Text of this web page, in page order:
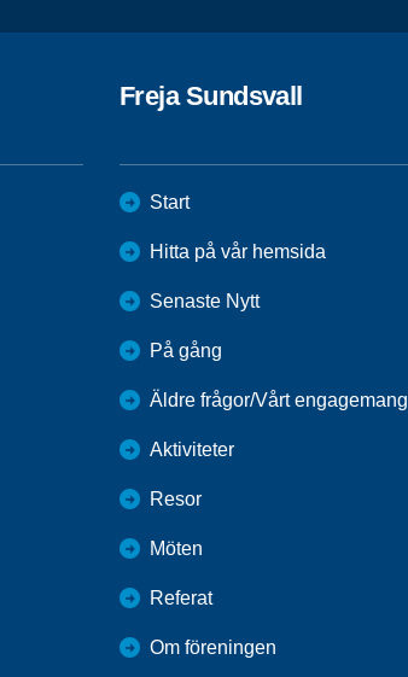
Freja Sundsvall
Start
Hitta på vår hemsida
Senaste Nytt
På gång
Äldre frågor/Vårt engagemang
Aktiviteter
Resor
Möten
Referat
Om föreningen